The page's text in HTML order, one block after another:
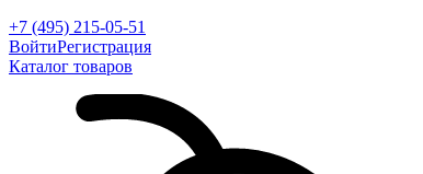
+7 (495) 215-05-51
ВойтиРегистрация
Каталог товаров